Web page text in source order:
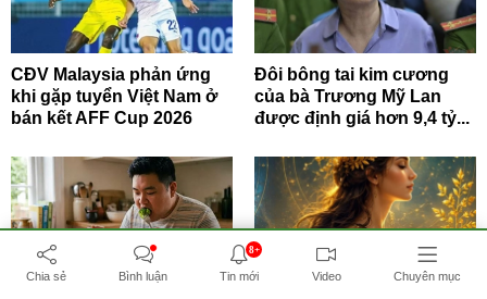
CĐV Malaysia phản ứng
khi gặp tuyển Việt Nam ở
bán kết AFF Cup 2026
Đôi bông tai kim cương
của bà Trương Mỹ Lan
được định giá hơn 9,4 tỷ...
Chia sẻ Bình luận
8+
Tin mới Video Chuyên mục